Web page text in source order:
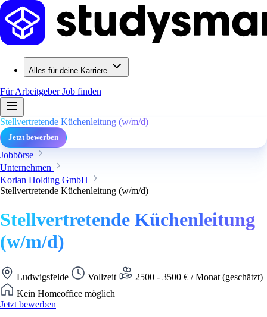
Alles für deine Karriere
Für ArbeitgeberJob finden
Stellvertretende Küchenleitung (w/m/d)
Jetzt bewerben
Jobbörse
Unternehmen
Korian Holding GmbH
Stellvertretende Küchenleitung (w/m/d)
Stellvertretende Küchenleitung
(w/m/d)
Ludwigsfelde Vollzeit
2500 - 3500 € / Monat (geschätzt)
Kein Homeoffice möglich
Jetzt bewerben